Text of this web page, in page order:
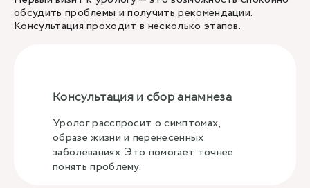
обсудить проблемы и получить рекомендации.
Консультация проходит в несколько этапов.
Консультация и сбор анамнеза
Уролог расспросит о симптомах,
образе жизни и перенесенных
заболеваниях. Это помогает точнее
понять проблему.